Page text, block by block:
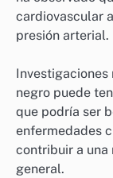
cardiovascular
presión arterial.
Investigaciones
negro puede
que podría ser
enfermedades
contribuir a una
general.